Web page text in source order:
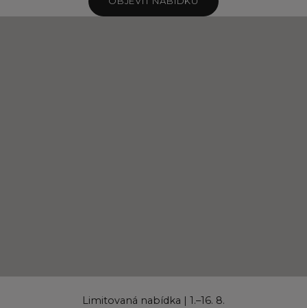
Limitovaná nabídka | 1.–16. 8.